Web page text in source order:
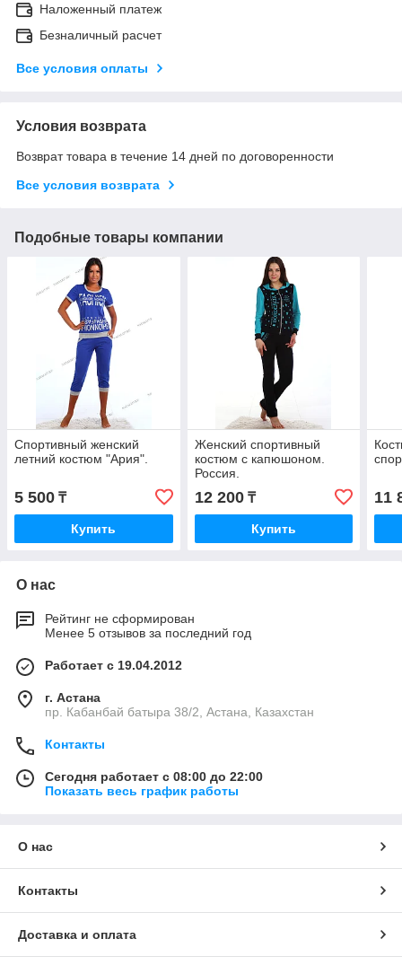
Наложенный платеж
Безналичный расчет
Все условия оплаты
Условия возврата
Возврат товара в течение 14 дней по договоренности
Все условия возврата
Подобные товары компании
Спортивный женский
летний костюм "Ария".
5 500 ₸
Купить
Женский спортивный
костюм с капюшоном.
Россия.
12 200₸
Купить
11
О нас
Рейтинг не сформирован
Менее 5 отзывов за последний год
Работает с 19.04.2012
г. Астана
пр. Кабанбай батыра 38/2, Астана, Казахстан
Контакты
Сегодня работает с 08:00 до 22:00
Показать весь график работы
О нас
Контакты
Доставка и оплата